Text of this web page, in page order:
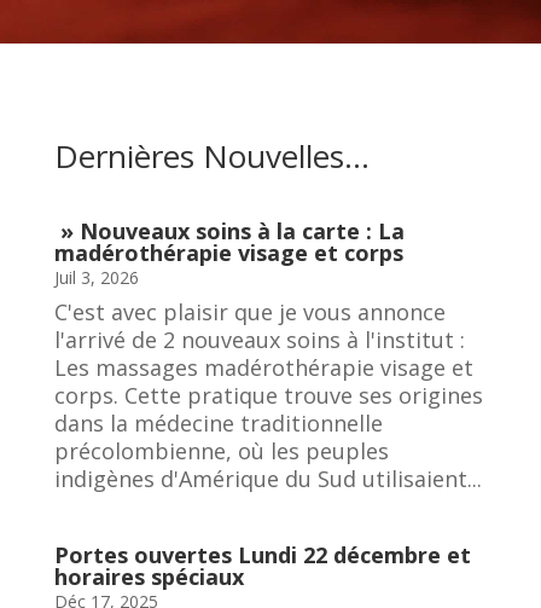
Dernières Nouvelles…
» Nouveaux soins à la carte : La
madérothérapie visage et corps
Juil 3, 2026
C'est avec plaisir que je vous annonce
l'arrivé de 2 nouveaux soins à l'institut :
Les massages madérothérapie visage et
corps. Cette pratique trouve ses origines
dans la médecine traditionnelle
précolombienne, où les peuples
indigènes d'Amérique du Sud utilisaient...
Portes ouvertes Lundi 22 décembre et
horaires spéciaux
Déc 17, 2025